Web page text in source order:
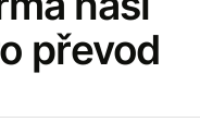
převod